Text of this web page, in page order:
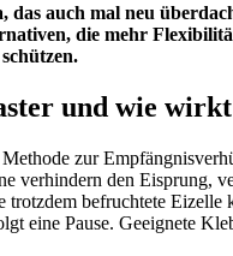
auch mal neu
die mehr
und wie wirkt
zur
verhindern den Eisprung,
trotzdem befruchtete
eine Pause. Geeignete